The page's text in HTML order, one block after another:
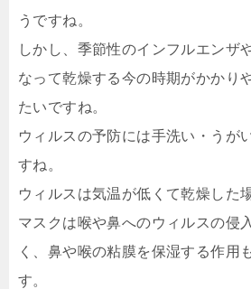
うですね。
しかし、季節性のインフルエンザ
なって乾燥する今の時期がかかり
たいですね。
ウィルスの予防には手洗い・うが
すね。
ウィルスは気温が低くて乾燥した
マスクは喉や鼻へのウィルスの侵
く、鼻や喉の粘膜を保湿する作用
す。